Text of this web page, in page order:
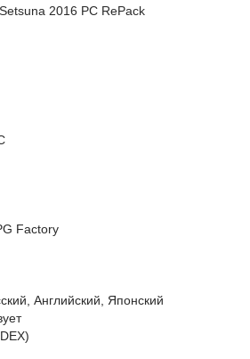
Factory
Английский, Японский